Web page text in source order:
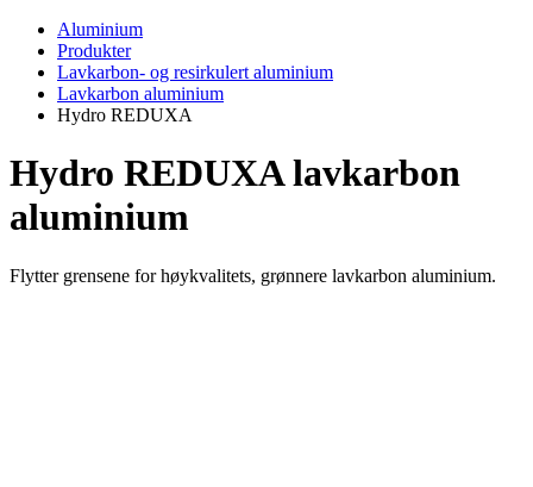
Aluminium
Produkter
Lavkarbon- og resirkulert aluminium
Lavkarbon aluminium
Hydro REDUXA
Hydro REDUXA lavkarbon
aluminium
Flytter grensene for høykvalitets, grønnere lavkarbon aluminium.